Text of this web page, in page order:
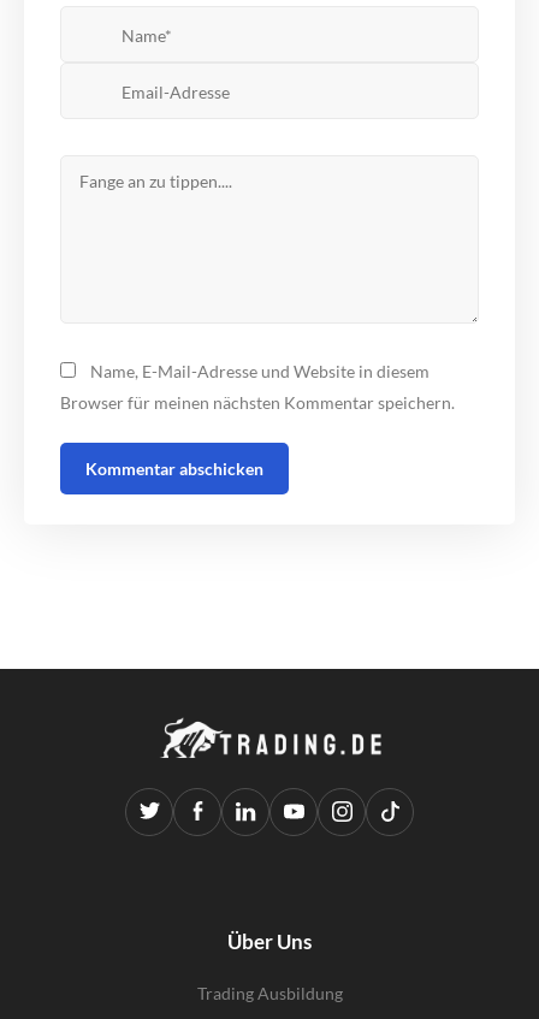
Name, E-Mail-Adresse und Website in diesem
Browser für meinen nächsten Kommentar speichern.
Über Uns
Trading Ausbildung